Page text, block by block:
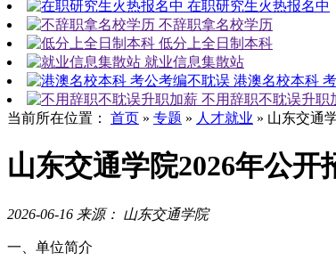
在职研究生火热报名中
不辞职拿名校学历
低分上全日制本科
就业信息集散站
港澳名校本科
不用辞职不耽误升职
当前所在位置： 首页 » 专题 » 人才就业 » 山东交通
山东交通学院2026年公开
2026-06-16 来源： 山东交通学院
一、单位简介